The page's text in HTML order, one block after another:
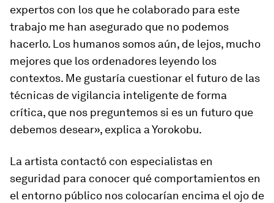
expertos con los que he colaborado para este
trabajo me han asegurado que no podemos
hacerlo. Los humanos somos aún, de lejos, mucho
mejores que los ordenadores leyendo los
contextos. Me gustaría cuestionar el futuro de las
técnicas de vigilancia inteligente de forma
crítica, que nos preguntemos si es un futuro que
debemos desear», explica a Yorokobu.
La artista contactó con especialistas en
seguridad para conocer qué comportamientos en
el entorno público nos colocarían encima el ojo de